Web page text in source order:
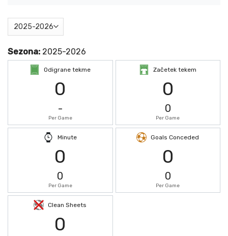
Sezona: 2025-2026
Odigrane tekme
0
-
Per Game
Začetek tekem
0
0
Per Game
Minute
0
0
Per Game
Goals Conceded
0
0
Per Game
Clean Sheets
0